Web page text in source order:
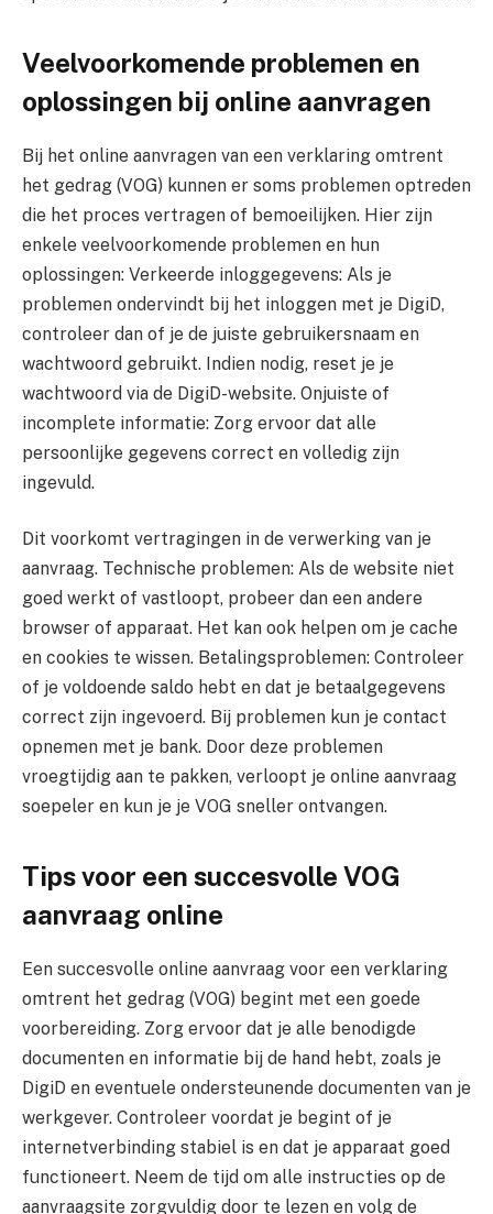
Veelvoorkomende problemen en
oplossingen bij online aanvragen
Bij het online aanvragen van een verklaring omtrent
het gedrag (VOG) kunnen er soms problemen optreden
die het proces vertragen of bemoeilijken. Hier zijn
enkele veelvoorkomende problemen en hun
oplossingen: Verkeerde inloggegevens: Als je
problemen ondervindt bij het inloggen met je DigiD,
controleer dan of je de juiste gebruikersnaam en
wachtwoord gebruikt. Indien nodig, reset je je
wachtwoord via de DigiD-website. Onjuiste of
incomplete informatie: Zorg ervoor dat alle
persoonlijke gegevens correct en volledig zijn
ingevuld.
Dit voorkomt vertragingen in de verwerking van je
aanvraag. Technische problemen: Als de website niet
goed werkt of vastloopt, probeer dan een andere
browser of apparaat. Het kan ook helpen om je cache
en cookies te wissen. Betalingsproblemen: Controleer
of je voldoende saldo hebt en dat je betaalgegevens
correct zijn ingevoerd. Bij problemen kun je contact
opnemen met je bank. Door deze problemen
vroegtijdig aan te pakken, verloopt je online aanvraag
soepeler en kun je je VOG sneller ontvangen.
Tips voor een succesvolle VOG
aanvraag online
Een succesvolle online aanvraag voor een verklaring
omtrent het gedrag (VOG) begint met een goede
voorbereiding. Zorg ervoor dat je alle benodigde
documenten en informatie bij de hand hebt, zoals je
DigiD en eventuele ondersteunende documenten van je
werkgever. Controleer voordat je begint of je
internetverbinding stabiel is en dat je apparaat goed
functioneert. Neem de tijd om alle instructies op de
aanvraagsite zorgvuldig door te lezen en volg de